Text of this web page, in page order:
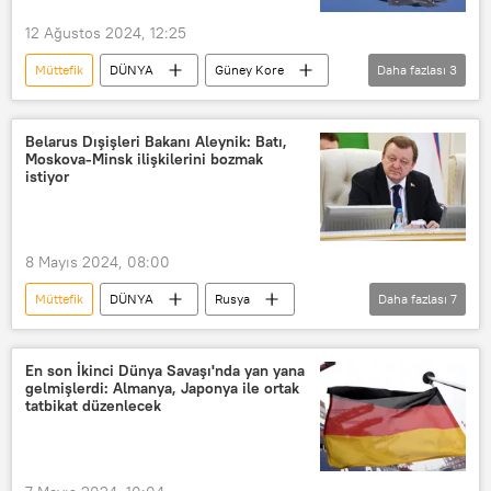
12 Ağustos 2024, 12:25
Müttefik DÜNYA
Güney Kore
Güney Kore
Kuzey Kore
ABD
Daha fazlası 3
Belarus Dışişleri Bakanı Aleynik: Batı,
Moskova-Minsk ilişkilerini bozmak
istiyor
8 Mayıs 2024, 08:00
Müttefik DÜNYA
Rusya
Belarus
Sergey Aleynik
Birlik Devleti Anlaşması
ittifak
Batı
ABD Bolton
Daha fazlası 7
En son İkinci Dünya Savaşı'nda yan yana
gelmişlerdi: Almanya, Japonya ile ortak
tatbikat düzenlecek